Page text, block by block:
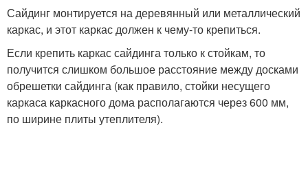
Сайдинг монтируется на деревянный или металлический
каркас, и этот каркас должен к чему-то крепиться.
Если крепить каркас сайдинга только к стойкам, то
получится слишком большое расстояние между досками
обрешетки сайдинга (как правило, стойки несущего
каркаса каркасного дома располагаются через 600 мм,
по ширине плиты утеплителя).